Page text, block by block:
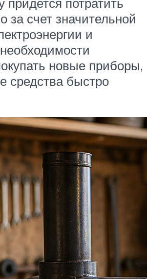
за счет значительной
и
новые приборы,
средства быстро